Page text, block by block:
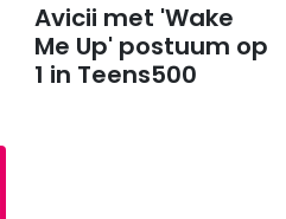
Avicii met 'Wake
Me Up' postuum op
1 in Teens500